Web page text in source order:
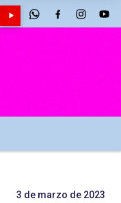
3 de marzo de 2023